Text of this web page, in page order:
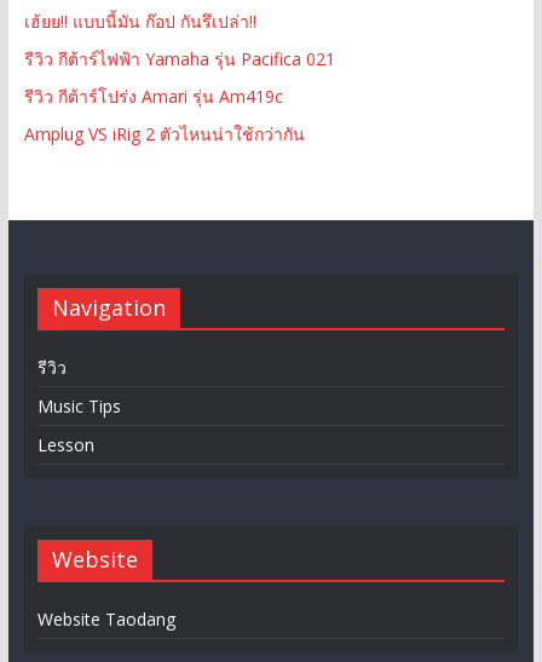
เฮ้ยย!! แบบนี้มัน ก๊อป กันรึเปล่า!!
รีวิว กีต้าร์ไฟฟ้า Yamaha รุ่น Pacifica 021
รีวิว กีต้าร์โปร่ง Amari รุ่น Am419c
Amplug VS iRig 2 ตัวไหนน่าใช้กว่ากัน
Navigation
รีวิว
Music Tips
Lesson
Website
Website Taodang